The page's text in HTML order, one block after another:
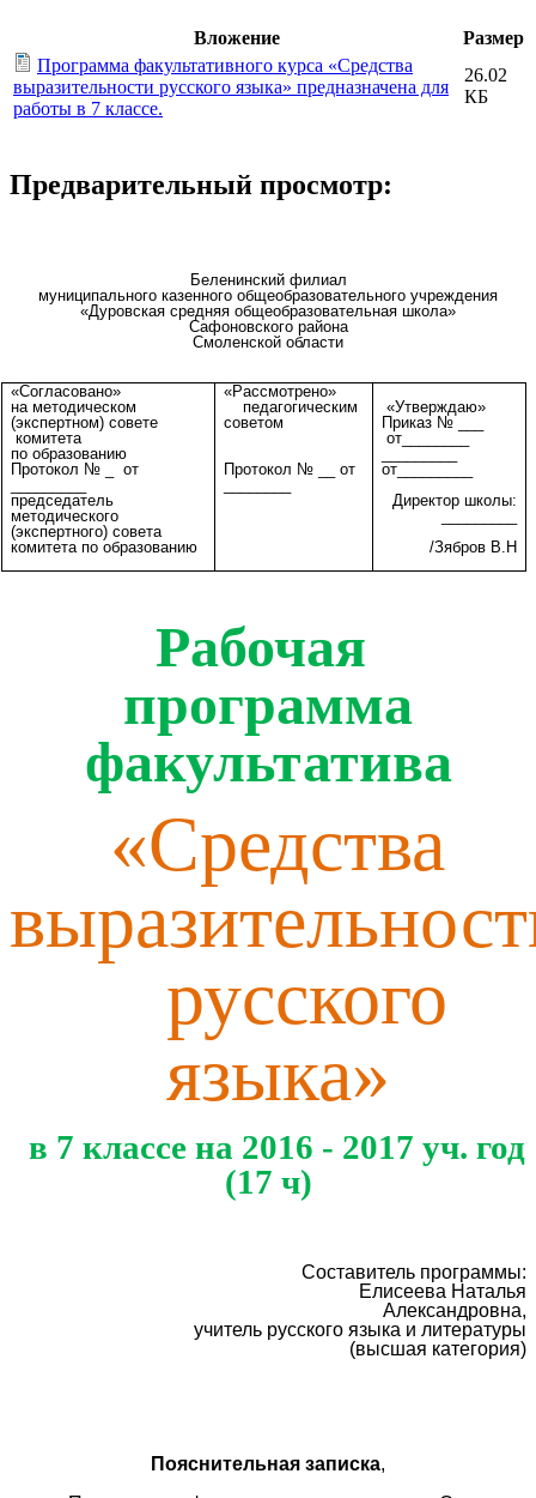
Вложение
Размер
Программа факультативного курса «Средства
выразительности русского языка» предназначена для
работы в 7 классе.
26.02
КБ
Предварительный просмотр:
Беленинский филиал
муниципального казенного общеобразовательного учреждения
«Дуровская средняя общеобразовательная школа»
Сафоновского района
Смоленской области
«Согласовано»
на методическом
(экспертном) совете
комитета
по образованию
Протокол № _ от
председатель
методического
(экспертного) совета
комитета по образованию
«Рассмотрено»
педагогическим
советом
Протокол № __ от
«Утверждаю»
Приказ № ___
от________
от_________
Директор школы:
/Зябров В.Н
Рабочая
программа
факультатива
«Средства
русского
языка»
в 7 классе на 2016 - 2017 уч. год
(17 ч)
Составитель программы:
Елисеева Наталья
Александровна,
учитель русского языка и литературы
(высшая категория)
Пояснительная записка,